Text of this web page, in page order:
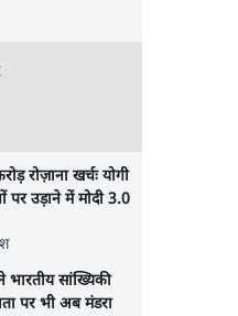
रोज़ाना खर्चः योगी
पर उड़ाने में मोदी 3.0
भारतीय सांख्यिकी
पर भी अब मंडरा